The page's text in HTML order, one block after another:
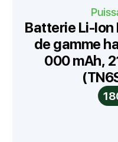
Batterie Li-Ion
de gamme
000 mAh,